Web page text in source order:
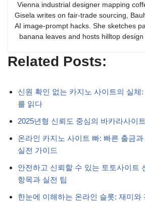
Vienna industrial designer mapping
Gisela writes on fair-trade sourcing,
AI image-prompt hacks. She sketches
banana leaves and hosts hilltop
Related Posts:
신원 확인 없는 카지노 사이트의 실체
를 읽다
2025년형 신뢰도 중심의 바카라사이
온라인 카지노 사이트 빠: 빠른 출금
실전 가이드
안전하고 신뢰할 수 있는 토토사이트
항목과 실전 팁
한눈에 이해하는 온라인 슬롯: 재미와